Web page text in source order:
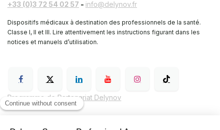
+33 (0)3 72 54 02 57 - info@delynov.fr
Dispositifs médicaux à destination des professionnels de la santé.
Classe I, II et III. Lire attentivement les instructions figurant dans les
notices et manuels d’utilisation.
Programme de Partenariat Delynov